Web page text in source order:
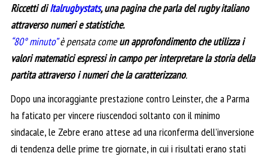
Riccetti diItalrugbystats, una pagina che parla del rugby italiano
attraverso numeri e statistiche.
“80° minuto”è pensata comeun approfondimento che utilizza i
valori matematici espressi in campo per interpretare la storia della
partita attraverso i numeri che la caratterizzano.
Dopo una incoraggiante prestazione contro Leinster, che a Parma
ha faticato per vincere riuscendoci soltanto con il minimo
sindacale, le Zebre erano attese ad una riconferma dell’inversione
di tendenza delle prime tre giornate, in cui i risultati erano stati